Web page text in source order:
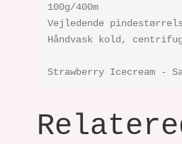
100g/400m
Vejledende
Håndvask kold,
Strawberry Icecream -